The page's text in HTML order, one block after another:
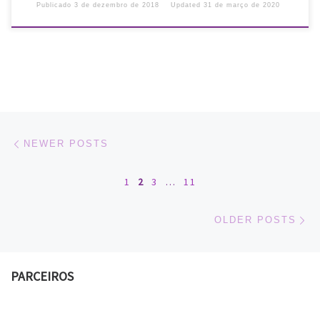
Publicado 3 de dezembro de 2018 Updated 31 de março de 2020
Posts navigation
NEWER POSTS
1 2 3 … 11
OLDER POSTS
PARCEIROS